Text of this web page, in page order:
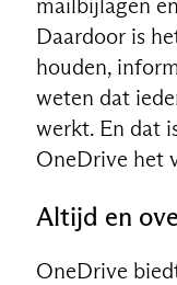
Daardoor is
houden,
weten dat
werkt. En dat
OneDrive het
Altijd en
OneDrive